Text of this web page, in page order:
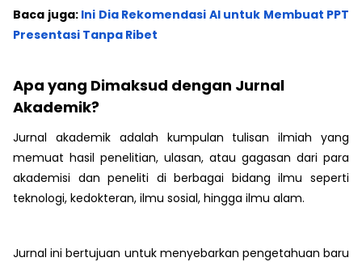
Baca juga: Ini Dia Rekomendasi AI untuk Membuat PPT
Presentasi Tanpa Ribet
Apa yang Dimaksud dengan Jurnal
Akademik?
Jurnal akademik adalah kumpulan tulisan ilmiah yang
memuat hasil penelitian, ulasan, atau gagasan dari para
akademisi dan peneliti di berbagai bidang ilmu seperti
teknologi, kedokteran, ilmu sosial, hingga ilmu alam.
Jurnal ini bertujuan untuk menyebarkan pengetahuan baru